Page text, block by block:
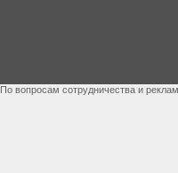
По вопросам сотрудничества и